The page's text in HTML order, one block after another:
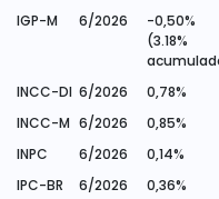
IGP-M
6/2026
-0,50%
(3.18%
INCC-DI 6/2026
0,78%
INCC-M 6/2026
0,85%
INPC
6/2026
0,14%
IPC-BR
6/2026
0,36%